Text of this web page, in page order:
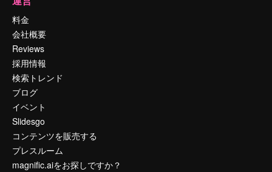
料金
会社概要
Reviews
採用情報
検索トレンド
ブログ
イベント
Slidesgo
コンテンツを販売する
プレスルーム
magnific.aiをお探しですか？